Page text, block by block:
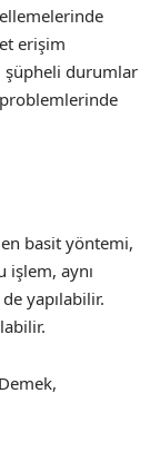
erişim
şüpheli durumlar
problemlerinde
basit yöntemi,
işlem, aynı
yapılabilir.